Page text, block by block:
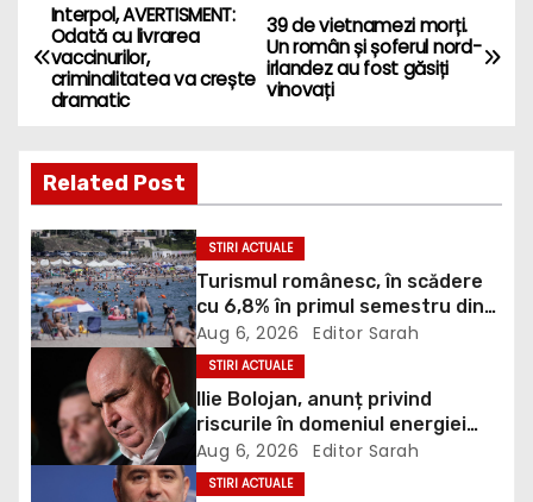
P
o
t
n
a
v
g
a
39 de vietnamezi morți.
Un român și șoferul nord-
irlandez au fost găsiți
vinovați
Interpol, AVERTISMENT:
Odată cu livrarea
vaccinurilor,
criminalitatea va crește
dramatic
Related Post
STIRI ACTUALE
Turismul românesc, în scădere
cu 6,8% în primul semestru din
2026
Aug 6, 2026 Editor Sarah
STIRI ACTUALE
Ilie Bolojan, anunț privind
riscurile în domeniul energiei
electrice. Ce a decis Guvernul
Aug 6, 2026 Editor Sarah
STIRI ACTUALE